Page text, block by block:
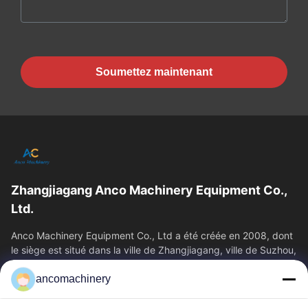
Soumettez maintenant
Zhangjiagang Anco Machinery Equipment Co.,
Ltd.
Anco Machinery Equipment Co., Ltd a été créée en 2008, dont
le siège est situé dans la ville de Zhangjiagang, ville de Suzhou,
province du Jiangsu.
Liens Rapides
ancomachinery